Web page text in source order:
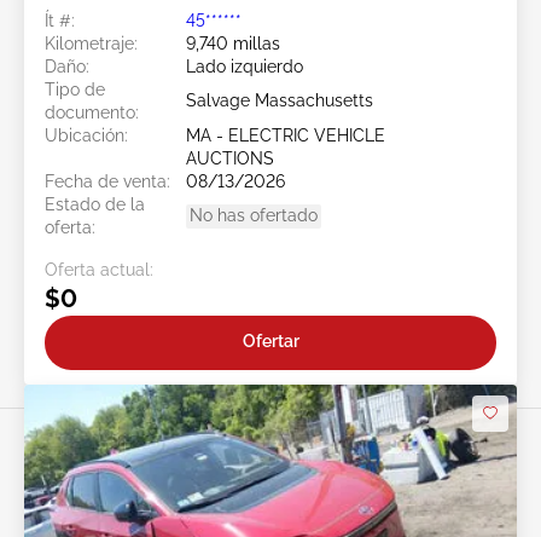
Ít #:
45******
Kilometraje:
9,740 millas
Daño:
Lado izquierdo
Tipo de
documento:
Salvage Massachusetts
Ubicación:
MA - ELECTRIC VEHICLE
AUCTIONS
Fecha de venta:
08/13/2026
Estado de la
oferta:
No has ofertado
Oferta actual:
$0
Ofertar